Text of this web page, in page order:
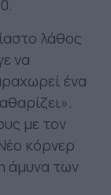
λάθος
να
ένα
με τον
κόρνερ
άμυνα των